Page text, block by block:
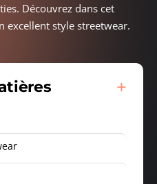
Découvrez dans cet
excellent style streetwear.